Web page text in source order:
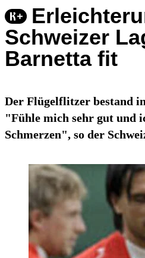
Schweizer
Barnetta fit
Der Flügelflitzer bestand
"Fühle mich sehr gut und
Schmerzen", so der